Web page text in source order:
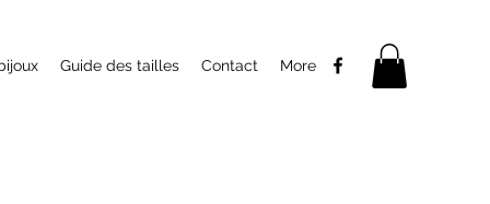
Guide des tailles Contact More